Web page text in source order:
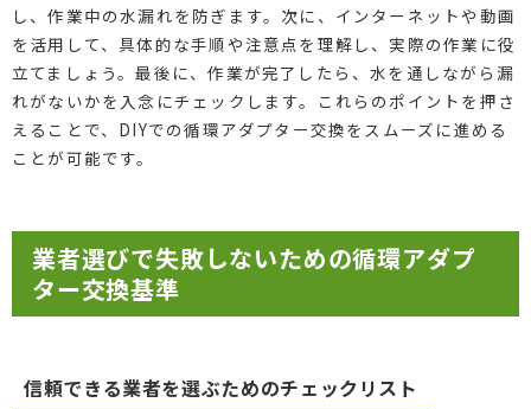
し、作業中の水漏れを防ぎます。次に、インターネットや動画
を活用して、具体的な手順や注意点を理解し、実際の作業に役
立てましょう。最後に、作業が完了したら、水を通しながら漏
れがないかを入念にチェックします。これらのポイントを押さ
えることで、DIYでの循環アダプター交換をスムーズに進める
ことが可能です。
業者選びで失敗しないための循環アダプ
ター交換基準
信頼できる業者を選ぶためのチェックリスト